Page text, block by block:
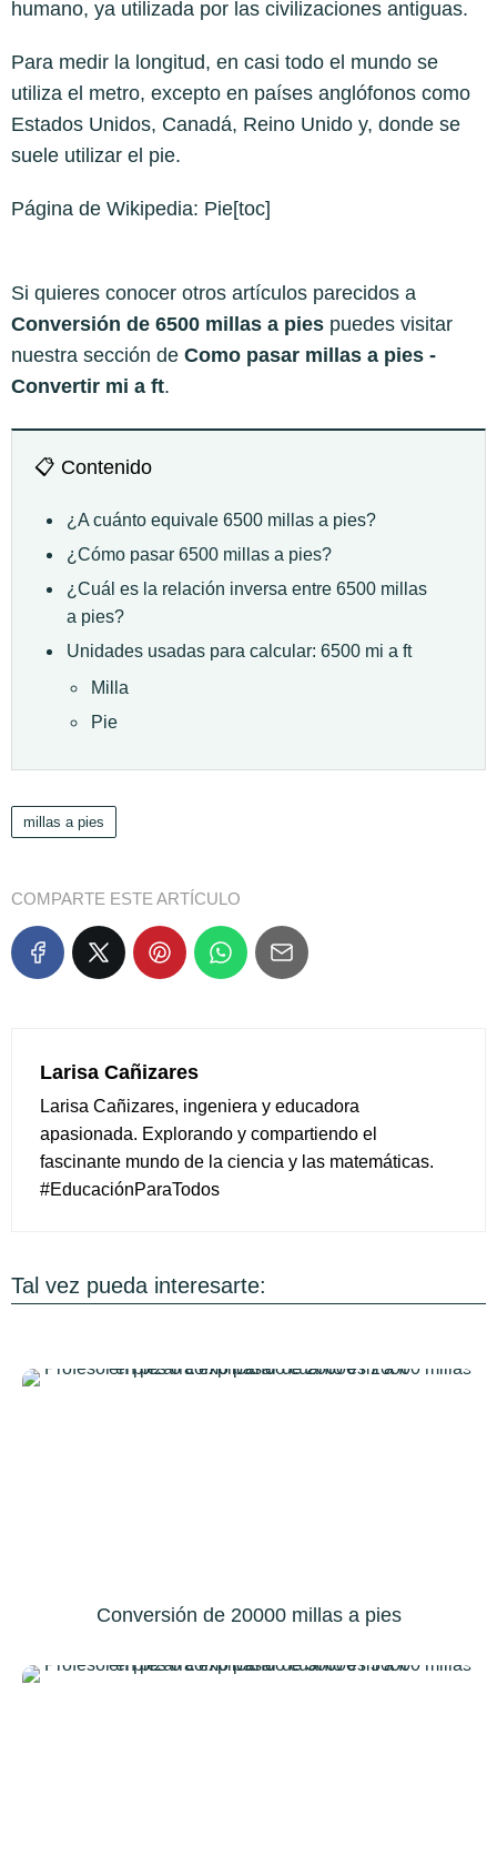
humano, ya utilizada por las civilizaciones antiguas.
Para medir la longitud, en casi todo el mundo se
utiliza el metro, excepto en países anglófonos como
Estados Unidos, Canadá, Reino Unido y, donde se
suele utilizar el pie.
Página de Wikipedia: Pie[toc]
Si quieres conocer otros artículos parecidos a
Conversión de 6500 millas a pies puedes visitar
nuestra sección de Como pasar millas a pies -
Convertir mi a ft.
📋 Contenido
¿A cuánto equivale 6500 millas a pies?
¿Cómo pasar 6500 millas a pies?
¿Cuál es la relación inversa entre 6500 millas
a pies?
Unidades usadas para calcular: 6500 mi a ft
Milla
Pie
millas a pies
COMPARTE ESTE ARTÍCULO
Larisa Cañizares
Larisa Cañizares, ingeniera y educadora
apasionada. Explorando y compartiendo el
fascinante mundo de la ciencia y las matemáticas.
#EducaciónParaTodos
Tal vez pueda interesarte:
Conversión de 20000 millas a pies